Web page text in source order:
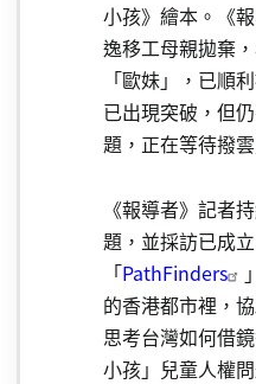
小孩》繪本。《報
逸移工母親拋棄
「歐妹」，已順
已出現突破，但
題，正在等待撥
《報導者》記者
題，並採訪已成
「PathFinders
的香港都市裡，
思考台灣如何借
小孩」兒童人權問